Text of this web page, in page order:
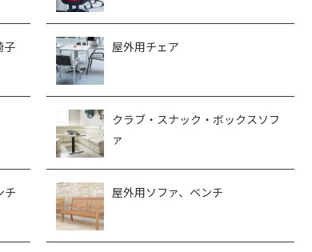
子 屋外用チェア
クラブ・スナック・ボックスソフ
ァ
チ 屋外用ソファ、ベンチ